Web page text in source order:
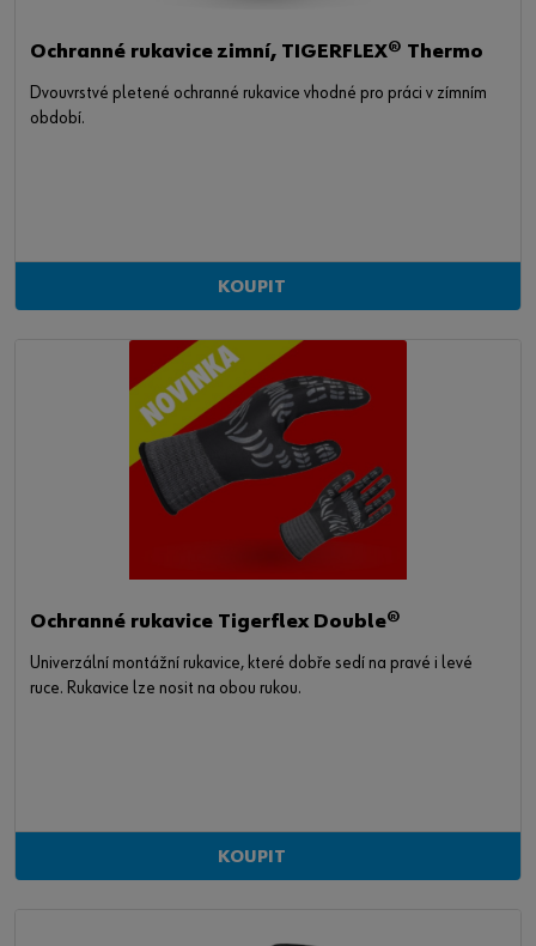
Ochranné rukavice zimní, TIGERFLEX® Thermo
Dvouvrstvé pletené ochranné rukavice vhodné pro práci v zímním
období.
KOUPIT
Ochranné rukavice Tigerflex Double®
Univerzální montážní rukavice, které dobře sedí na pravé i levé
ruce. Rukavice lze nosit na obou rukou.
KOUPIT